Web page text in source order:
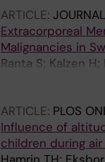
ARTICLE:
Extracorporeal
Malignancies in
Ranta S; Kalzen
Nystrom U;
ARTICLE: PLOS
Influence of
children during